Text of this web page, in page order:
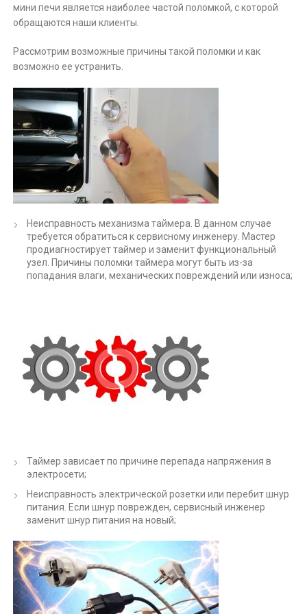
мини печи является наиболее частой поломкой, с которой
обращаются наши клиенты.
Рассмотрим возможные причины такой поломки и как
возможно ее устранить.
Неисправность механизма таймера. В данном случае
требуется обратиться к сервисному инженеру. Мастер
продиагностирует таймер и заменит функциональный
узел. Причины поломки таймера могут быть из-за
попадания влаги, механических повреждений или износа;
Таймер зависает по причине перепада напряжения в
электросети;
Неисправность электрической розетки или перебит шнур
питания. Если шнур поврежден, сервисный инженер
заменит шнур питания на новый;